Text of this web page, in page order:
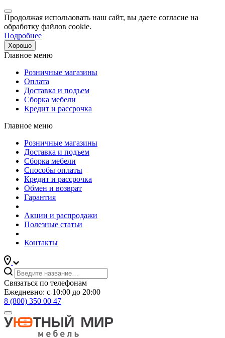
Продолжая использовать наш сайт, вы даете согласие на
обработку файлов cookie.
Подробнее
Хорошо
Главное меню
Розничные магазины
Оплата
Доставка и подъем
Сборка мебели
Кредит и рассрочка
Главное меню
Розничные магазины
Доставка и подъем
Сборка мебели
Способы оплаты
Кредит и рассрочка
Обмен и возврат
Гарантия
Акции и распродажи
Полезные статьи
Контакты
Связаться по телефонам
Ежедневно: с 10:00 до 20:00
8 (800) 350 00 47